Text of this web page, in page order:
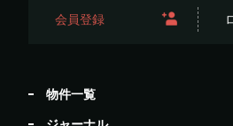
会員登録
物件一覧